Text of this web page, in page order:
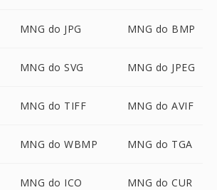
MNG do JPG MNG do BMP
MNG do SVG MNG do JPEG
MNG do TIFF MNG do AVIF
MNG do WBMP MNG do TGA
MNG do ICO MNG do CUR